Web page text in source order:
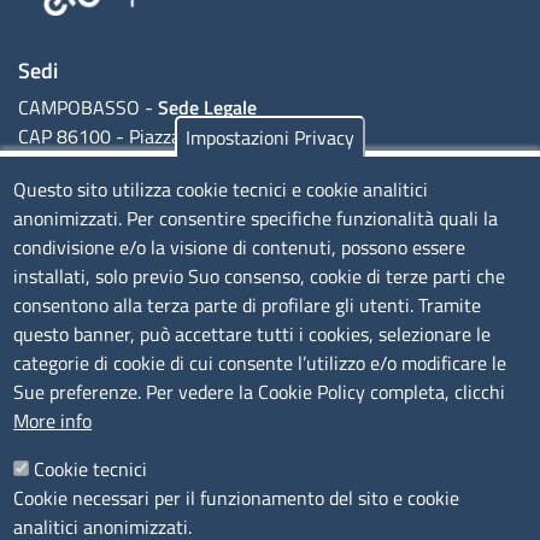
Dati e documenti ufficiali
Diritto annuale
Certificati e documenti per l'estero
Attestato di libera vendita
Carnet ATA
Certificato di origine
Visto di deposito di atti
Visto poteri di firma
Iscrizioni e deposito atti e visure
Sedi
CAMPOBASSO - Sede Legale
CAP 86100 - Piazza della Vittoria, 1
ISERNIA -Sede Secondaria
CAP - 86170 - Corso Risorgimento, 302
Codice Fiscale e Partita Iva: 01741020703
Codice fatturazione elettronica: FUDNEO
Orari sportello fisico al pubblico
Menu footer 1
Scopri il Molise
Impostazioni Privacy
Questo sito utilizza cookie tecnici e cookie analitici
anonimizzati. Per consentire specifiche funzionalità quali la
condivisione e/o la visione di contenuti, possono essere
installati, solo previo Suo consenso, cookie di terze parti che
consentono alla terza parte di profilare gli utenti. Tramite
questo banner, può accettare tutti i cookies, selezionare le
categorie di cookie di cui consente l’utilizzo e/o modificare le
Sue preferenze. Per vedere la Cookie Policy completa, clicchi
More info
Cookie tecnici
Cookie necessari per il funzionamento del sito e cookie
analitici anonimizzati.